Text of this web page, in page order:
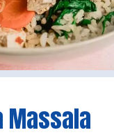
Massala